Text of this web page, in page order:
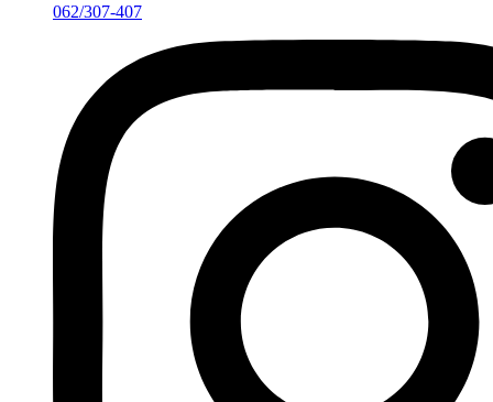
062/307-407